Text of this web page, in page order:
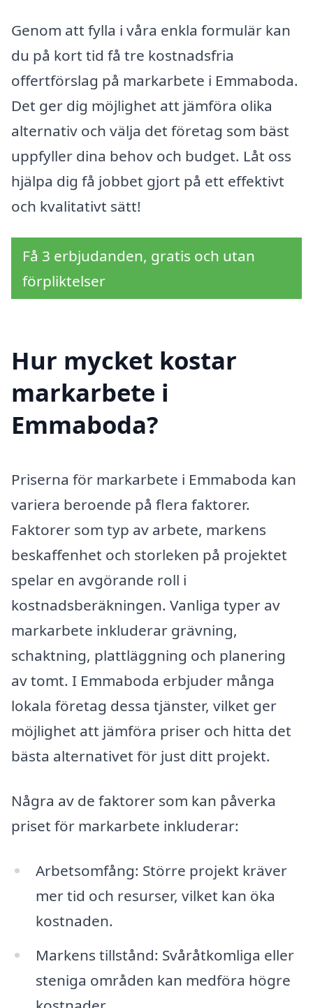
Genom att fylla i våra enkla formulär kan
du på kort tid få tre kostnadsfria
offertförslag på markarbete i Emmaboda.
Det ger dig möjlighet att jämföra olika
alternativ och välja det företag som bäst
uppfyller dina behov och budget. Låt oss
hjälpa dig få jobbet gjort på ett effektivt
och kvalitativt sätt!
Få 3 erbjudanden, gratis och utan
förpliktelser
Hur mycket kostar
markarbete i
Emmaboda?
Priserna för markarbete i Emmaboda kan
variera beroende på flera faktorer.
Faktorer som typ av arbete, markens
beskaffenhet och storleken på projektet
spelar en avgörande roll i
kostnadsberäkningen. Vanliga typer av
markarbete inkluderar grävning,
schaktning, plattläggning och planering
av tomt. I Emmaboda erbjuder många
lokala företag dessa tjänster, vilket ger
möjlighet att jämföra priser och hitta det
bästa alternativet för just ditt projekt.
Några av de faktorer som kan påverka
priset för markarbete inkluderar:
Arbetsomfång: Större projekt kräver
mer tid och resurser, vilket kan öka
kostnaden.
Markens tillstånd: Svåråtkomliga eller
steniga områden kan medföra högre